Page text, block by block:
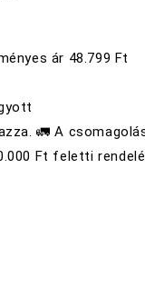
ár 48.799 Ft
🚛 A
Ft feletti